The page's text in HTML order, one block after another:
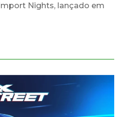
Nights, lançado em